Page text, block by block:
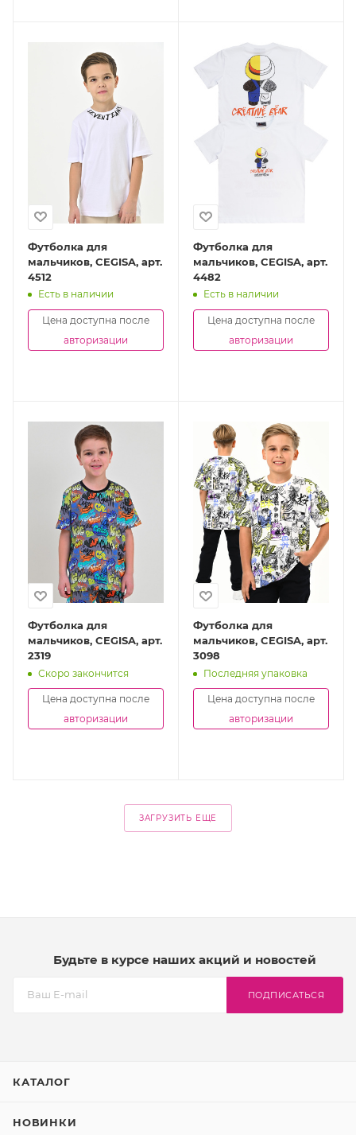
Футболка для
мальчиков, CEGISA, арт.
4512
Есть в наличии
Цена доступна после
авторизации
Футболка для
мальчиков, CEGISA, арт.
4482
Есть в наличии
Цена доступна после
авторизации
Футболка для
мальчиков, CEGISA, арт.
2319
Скоро закончится
Цена доступна после
авторизации
Футболка для
мальчиков, CEGISA, арт.
3098
Последняя упаковка
Цена доступна после
авторизации
ЗАГРУЗИТЬ ЕЩЕ
Будьте в курсе наших акций и новостей
ПОДПИСАТЬСЯ
КАТАЛОГ
НОВИНКИ